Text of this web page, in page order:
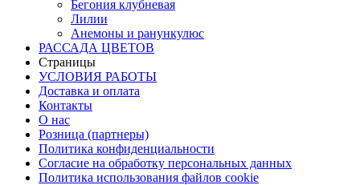
Бегония клубневая
Лилии
Анемоны и ранункулюс
РАССАДА ЦВЕТОВ
Страницы
УСЛОВИЯ РАБОТЫ
Доставка и оплата
Контакты
О наc
Розница (партнеры)
Политика конфиденциальности
Согласие на обработку персональных данных
Политика использования файлов сookie